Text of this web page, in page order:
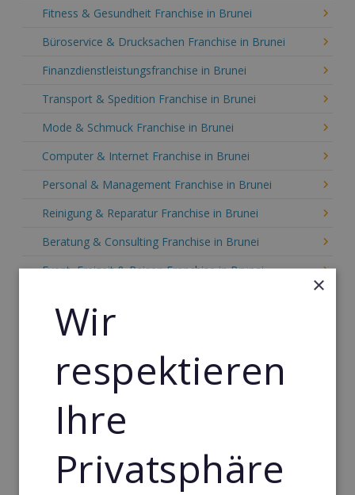
Fitness & Gesundheit Franchise in Brunei
Büroservice & Drucksachen Franchise in Brunei
Finanzdienstleistungsfranchise in Brunei
Transport & Spedition Franchise in Brunei
Mode & Schmuck Franchise in Brunei
Computer & Internet Franchise in Brunei
Personal & Management Franchise in Brunei
Reinigung & Reparatur Franchise in Brunei
Beratung & Consulting Franchise in Brunei
Event, Freizeit & Reisen Franchise in Brunei
Gebäude & Haustechnik Franchise in Brunei
Handwerk Franchise in Brunei
Dienstleistungsfranchise in Brunei
Telekommunikation Franchise in Brunei
Sport Franchise in Brunei
×
Wir
respektieren
Ihre
Privatsphäre